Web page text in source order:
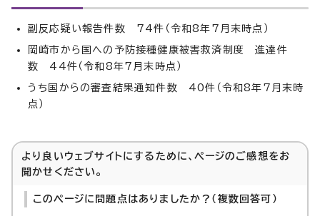
副反応疑い報告件数 74件（令和8年7月末時点）
岡崎市から国への予防接種健康被害救済制度 進達件
数 44件（令和8年7月末時点）
うち国からの審査結果通知件数 40件（令和8年7月末時
点）
より良いウェブサイトにするために、ページのご感想をお
聞かせください。
このページに問題点はありましたか？（複数回答可）